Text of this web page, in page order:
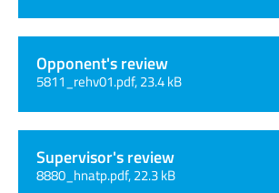
Opponent's review
5811_rehv01.pdf, 23.4 kB
Supervisor's review
8880_hnatp.pdf, 22.3 kB